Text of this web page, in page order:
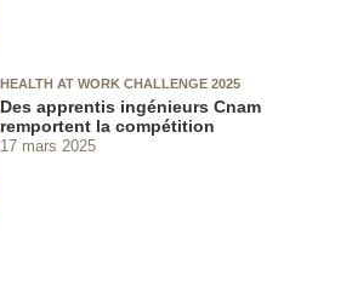
HEALTH AT WORK CHALLENGE 2025
Des apprentis ingénieurs Cnam
remportent la compétition
17 mars 2025